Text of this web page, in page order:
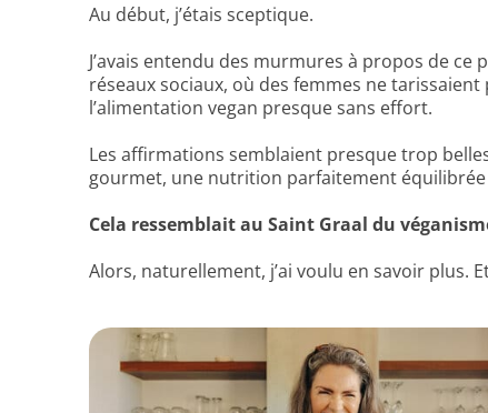
Au début, j’étais sceptique.
J’avais entendu des murmures à propos de ce
réseaux sociaux, où des femmes ne
l’alimentation vegan presque sans effort.
Les affirmations semblaient presque trop
gourmet, une nutrition parfaitement
Cela ressemblait au Saint Graal du
Alors, naturellement, j’ai voulu en savoir plus.